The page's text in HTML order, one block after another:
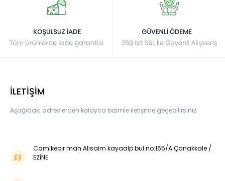
İLETİŞİM
Aşağıdaki adreslerden kolayca bizimle iletişime geçebilirsiniz
Camikebir mah.Alisaim kayaalp bul.no:165/A Çanakkale /
EZİNE